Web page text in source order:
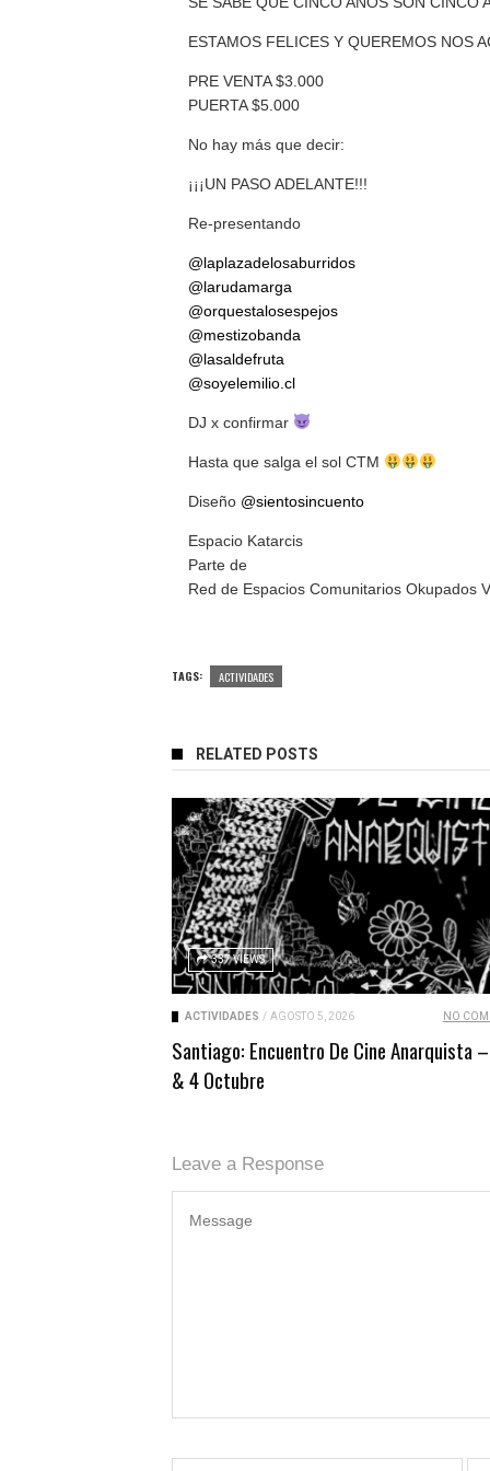
ESTAMOS FELICES Y QUEREMOS NOS
PRE VENTA $3.000
PUERTA $5.000
No hay más que decir:
¡¡¡UN PASO ADELANTE!!!
Re-presentando
@laplazadelosaburridos
@larudamarga
@orquestalosespejos
@mestizobanda
@lasaldefruta
@soyelemilio.cl
DJ x confirmar
Hasta que salga el sol CTM
Diseño @sientosincuento
Espacio Katarcis
Parte de
Red de Espacios Comunitarios Okupados
TAGS: ACTIVIDADES
RELATED POSTS
337 VIEWS
ACTIVIDADES / AGOSTO 5, 2026 NO
Santiago: Encuentro De Cine Anarquista
& 4 Octubre
Leave a Response